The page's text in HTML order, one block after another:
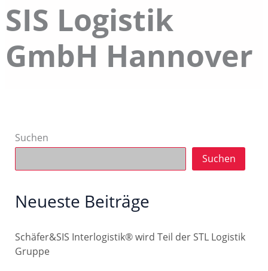
SIS Logistik
GmbH Hannover
Suchen
Suchen
Neueste Beiträge
Schäfer&SIS Interlogistik® wird Teil der STL Logistik
Gruppe